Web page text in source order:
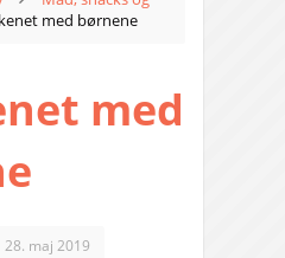
med børnene
med
28. maj 2019